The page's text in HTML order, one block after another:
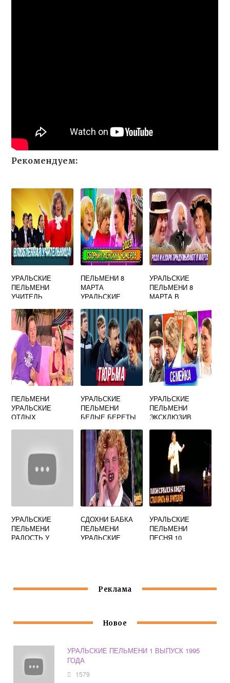
Рекомендуем:
УРАЛЬСКИЕ
ПЕЛЬМЕНИ
УЧИТЕЛЬ
МАТЕМАТИКИ
ПЕЛЬМЕНИ 8
МАРТА
УРАЛЬСКИЕ
УРАЛЬСКИЕ
ПЕЛЬМЕНИ 8
МАРТА В
ТЕКСТИЛЬНЫЙ
КОМБИНАТ
ПЕЛЬМЕНИ
УРАЛЬСКИЕ
ОТДЫХ
УРАЛЬСКИЕ
ПЕЛЬМЕНИ
БЕЛЫЕ БЕРЕТЫ
УРАЛЬСКИЕ
ПЕЛЬМЕНИ
ЭКСКЛЮЗИВ
УРАЛЬСКИЕ
ПЕЛЬМЕНИ
РАДОСТЬ У
СДОХНИ БАБКА
ПЕЛЬМЕНИ
УРАЛЬСКИЕ
УРАЛЬСКИЕ
ПЕЛЬМЕНИ
ПЕСНЯ 10
Реклама
Новое
УРАЛЬСКИЕ ПЕЛЬМЕНИ 1 ВЫПУСК 1995
ГОДА
1579